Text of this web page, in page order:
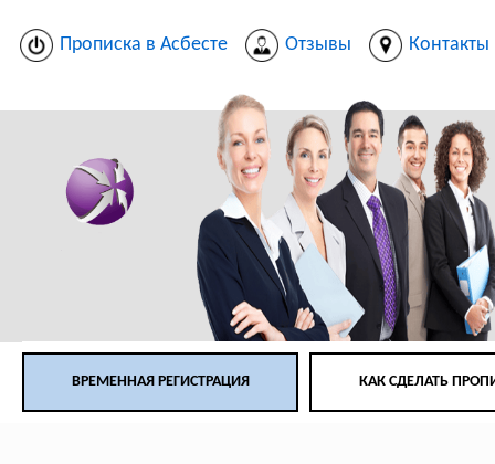
Прописка в Асбесте Отзывы Контакты
ВРЕМЕННАЯ РЕГИСТРАЦИЯ КАК СДЕЛАТЬ